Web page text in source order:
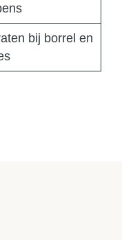
bij borrel en